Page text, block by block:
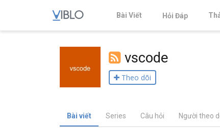
Bài Viết Hỏi Đáp
vscode
Theo dõi
Bài viết Series Câu hỏi Người theo